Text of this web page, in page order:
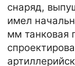
снаряд,
имел
мм танковая